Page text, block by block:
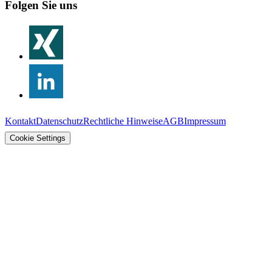
Folgen Sie uns
KontaktDatenschutzRechtliche HinweiseAGBImpressum
Cookie Settings